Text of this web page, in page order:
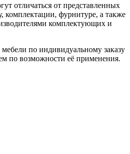
отличаться от представленных
комплектации, фурнитуре, а также
комплектующих и
по индивидуальному заказу
по возможности её применения.